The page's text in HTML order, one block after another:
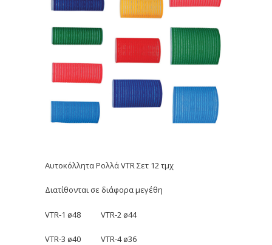
Αυτοκόλλητα Ρολλά VTR Σετ 12 τμχ
Διατίθονται σε διάφορα μεγέθη
VTR-1 ø48 VTR-2 ø44
VTR-3 ø40 VTR-4 ø36